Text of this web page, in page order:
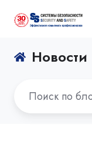
Новости